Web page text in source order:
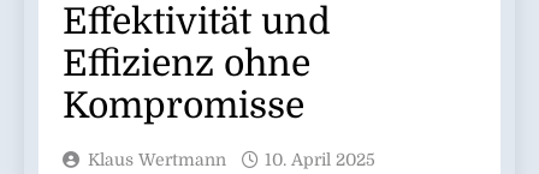
Effektivität und
Effizienz ohne
Kompromisse
Klaus Wertmann 10. April 2025